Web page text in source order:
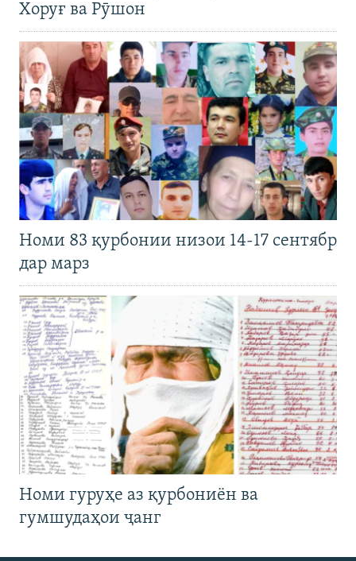
Хоруғ ва Рӯшон
Номи 83 қурбонии низои 14-17 сентябр
дар марз
Номи гуруҳе аз қурбониён ва
гумшудаҳои ҷанг